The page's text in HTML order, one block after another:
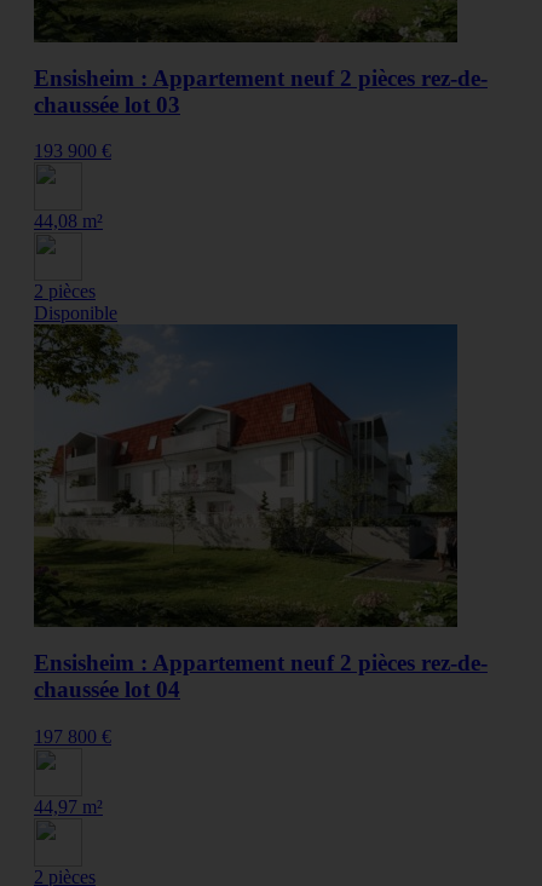
Ensisheim : Appartement neuf 2 pièces rez-de-
chaussée lot 03
193 900 €
44,08 m²
2 pièces
Disponible
Ensisheim : Appartement neuf 2 pièces rez-de-
chaussée lot 04
197 800 €
44,97 m²
2 pièces